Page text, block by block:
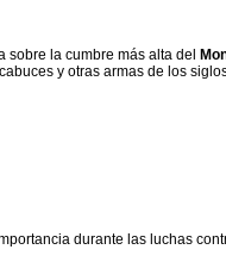
la cumbre más alta del
y otras armas de los
durante las luchas